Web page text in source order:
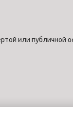
или публичной